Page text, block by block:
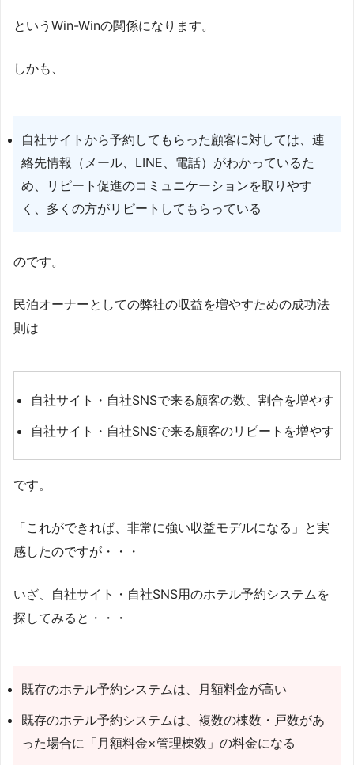
というWin-Winの関係になります。
しかも、
自社サイトから予約してもらった顧客に対しては、連
絡先情報（メール、LINE、電話）がわかっているた
め、リピート促進のコミュニケーションを取りやす
く、多くの方がリピートしてもらっている
のです。
民泊オーナーとしての弊社の収益を増やすための成功法
則は
自社サイト・自社SNSで来る顧客の数、割合を増やす
自社サイト・自社SNSで来る顧客のリピートを増やす
です。
「これができれば、非常に強い収益モデルになる」と実
感したのですが・・・
いざ、自社サイト・自社SNS用のホテル予約システムを
探してみると・・・
既存のホテル予約システムは、月額料金が高い
既存のホテル予約システムは、複数の棟数・戸数があ
った場合に「月額料金×管理棟数」の料金になる